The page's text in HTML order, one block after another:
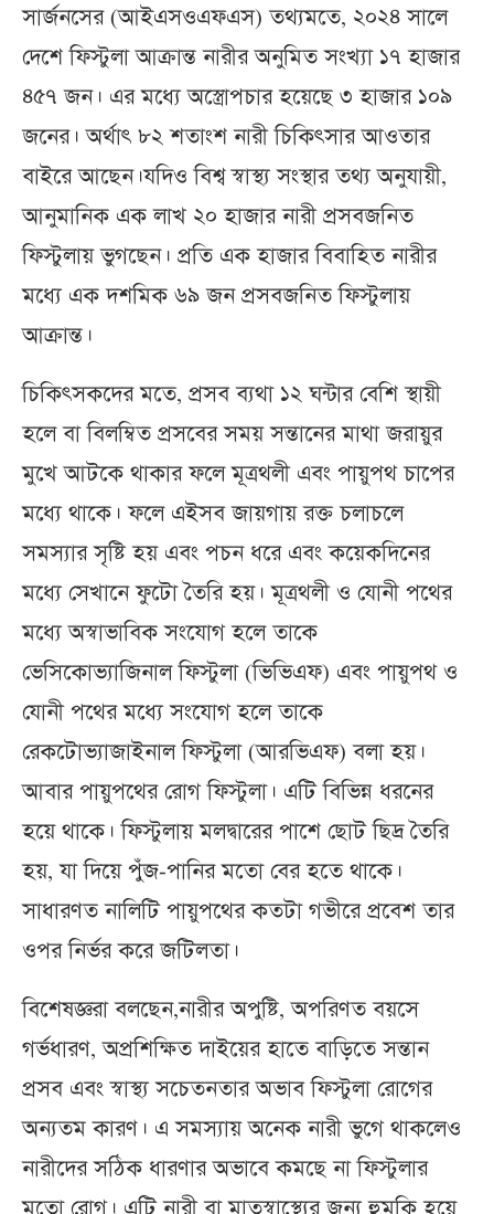
সার্জনসের (আইএসওএফএস) তথ্যমতে, ২০২৪ সালে
দেশে ফিস্টুলা আক্রান্ত নারীর অনুমিত সংখ্যা ১৭ হাজার
৪৫৭ জন। এর মধ্যে অস্ত্রোপচার হয়েছে ৩ হাজার ১০৯
জনের। অর্থাৎ ৮২ শতাংশ নারী চিকিৎসার আওতার
বাইরে আছেন।যদিও বিশ্ব স্বাস্থ্য সংস্থার তথ্য অনুযায়ী,
আনুমানিক এক লাখ ২০ হাজার নারী প্রসবজনিত
ফিস্টুলায় ভুগছেন। প্রতি এক হাজার বিবাহিত নারীর
মধ্যে এক দশমিক ৬৯ জন প্রসবজনিত ফিস্টুলায়
আক্রান্ত।
চিকিৎসকদের মতে, প্রসব ব্যথা ১২ ঘন্টার বেশি স্থায়ী
হলে বা বিলম্বিত প্রসবের সময় সন্তানের মাথা জরায়ুর
মুখে আটকে থাকার ফলে মূত্রথলী এবং পায়ুপথ চাপের
মধ্যে থাকে। ফলে এইসব জায়গায় রক্ত চলাচলে
সমস্যার সৃষ্টি হয় এবং পচন ধরে এবং কয়েকদিনের
মধ্যে সেখানে ফুটো তৈরি হয়। মূত্রথলী ও যোনী পথের
মধ্যে অস্বাভাবিক সংযোগ হলে তাকে
ভেসিকোভ্যাজিনাল ফিস্টুলা (ভিভিএফ) এবং পায়ুপথ ও
যোনী পথের মধ্যে সংযোগ হলে তাকে
রেকটোভ্যাজাইনাল ফিস্টুলা (আরভিএফ) বলা হয়।
আবার পায়ুপথের রোগ ফিস্টুলা। এটি বিভিন্ন ধরনের
হয়ে থাকে। ফিস্টুলায় মলদ্বারের পাশে ছোট ছিদ্র তৈরি
হয়, যা দিয়ে পুঁজ-পানির মতো বের হতে থাকে।
সাধারণত নালিটি পায়ুপথের কতটা গভীরে প্রবেশ তার
ওপর নির্ভর করে জটিলতা।
বিশেষজ্ঞরা বলছেন,নারীর অপুষ্টি, অপরিণত বয়সে
গর্ভধারণ, অপ্রশিক্ষিত দাইয়ের হাতে বাড়িতে সন্তান
প্রসব এবং স্বাস্থ্য সচেতনতার অভাব ফিস্টুলা রোগের
অন্যতম কারণ। এ সমস্যায় অনেক নারী ভুগে থাকলেও
নারীদের সঠিক ধারণার অভাবে কমছে না ফিস্টুলার
মতো রোগ। এটি নারী বা মাতৃস্বাস্থ্যের জন্য হুমকি হয়ে